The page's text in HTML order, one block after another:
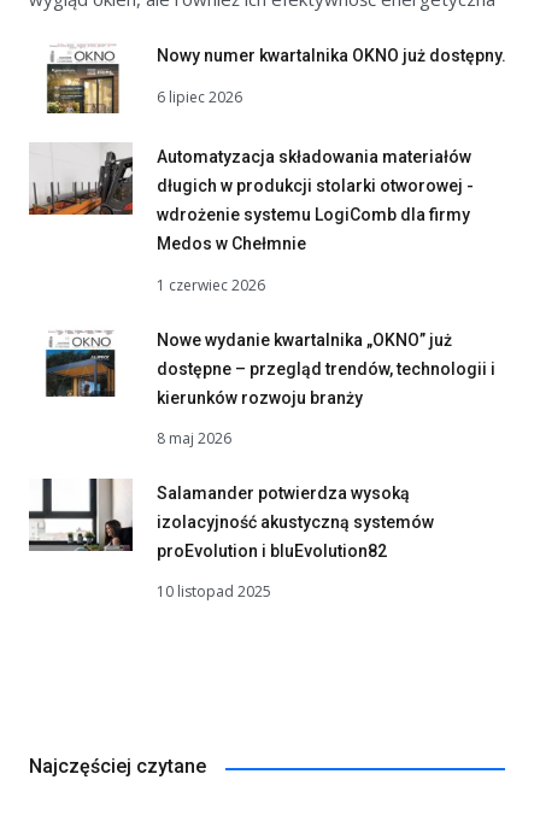
Nowy numer kwartalnika OKNO już dostępny.
6 lipiec 2026
Automatyzacja składowania materiałów
długich w produkcji stolarki otworowej -
wdrożenie systemu LogiComb dla firmy
Medos w Chełmnie
1 czerwiec 2026
Nowe wydanie kwartalnika „OKNO” już
dostępne – przegląd trendów, technologii i
kierunków rozwoju branży
8 maj 2026
Salamander potwierdza wysoką
izolacyjność akustyczną systemów
proEvolution i bluEvolution82
10 listopad 2025
Najczęściej czytane